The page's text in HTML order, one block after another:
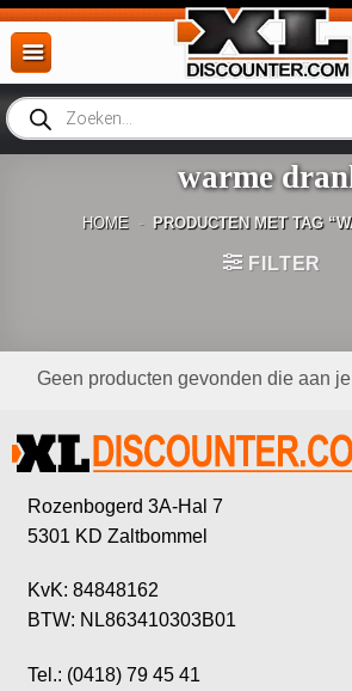
Ga
naar
inhoud
Producten
zoeken
warme
HOME - PRODUCTEN MET TAG
FILTER
Geen producten gevonden die aan
Rozenbogerd 3A-Hal 7
5301 KD Zaltbommel
KvK: 84848162
BTW: NL863410303B01
Tel.: (0418) 79 45 41